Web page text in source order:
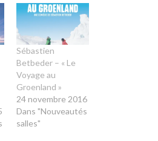
Sébastien
Betbeder – « Le
Voyage au
Groenland »
24 novembre 2016
Dans "Nouveautés
salles"